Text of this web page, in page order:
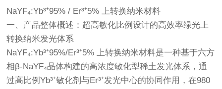
NaYF₄:Yb³⁺95% / Er³⁺5% 上转换纳米材料
一、产品整体概述：超高敏化比例设计的高效率绿光上
转换纳米发光体系
NaYF₄:Yb³⁺95%/Er³⁺5% 上转换纳米材料是一种基于六方
相β-NaYF₄晶体构建的高浓度敏化型稀土发光体系，通
过高比例Yb³⁺敏化剂与Er³⁺发光中心的协同作用，在980